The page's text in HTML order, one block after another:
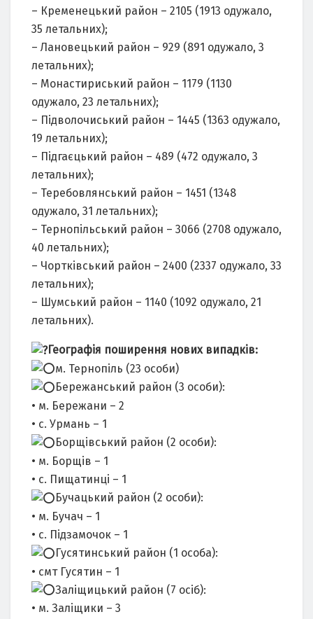
– Кременецький район – 2105 (1913 одужало,
35 летальних);
– Лановецький район – 929 (891 одужало, 3
летальних);
– Монастириський район – 1179 (1130
одужало, 23 летальних);
– Підволочиський район – 1445 (1363 одужало,
19 летальних);
– Підгаєцький район – 489 (472 одужало, 3
летальних);
– Теребовлянський район – 1451 (1348
одужало, 31 летальних);
– Тернопільський район – 3066 (2708 одужало,
40 летальних);
– Чортківський район – 2400 (2337 одужало, 33
летальних);
– Шумський район – 1140 (1092 одужало, 21
летальних).
Географія поширення нових випадків:
м. Тернопіль (23 особи)
Бережанський район (3 особи):
• м. Бережани – 2
• с. Урмань – 1
Борщівський район (2 особи):
• м. Борщів – 1
• с. Пищатинці – 1
Бучацький район (2 особи):
• м. Бучач – 1
• с. Підзамочок – 1
Гусятинський район (1 особа):
• смт Гусятин – 1
Заліщицький район (7 осіб):
• м. Заліщики – 3